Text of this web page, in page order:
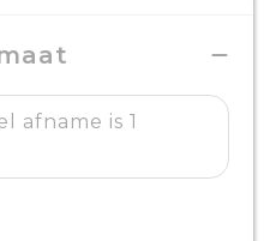
afname is 1